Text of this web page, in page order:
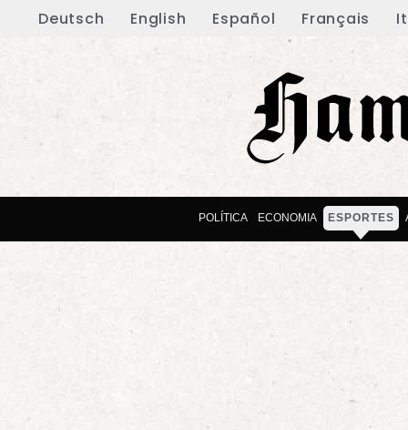
Deutsch English Español Français
POLÍTICA ECONOMIA ESPORTES